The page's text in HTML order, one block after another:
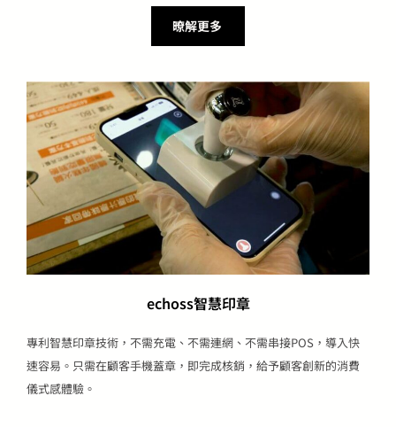
暸解更多
echoss智慧印章
專利智慧印章技術，不需充電、不需連網、不需串接POS，導入快
速容易。只需在顧客手機蓋章，即完成核銷，給予顧客創新的消費
儀式感體驗。